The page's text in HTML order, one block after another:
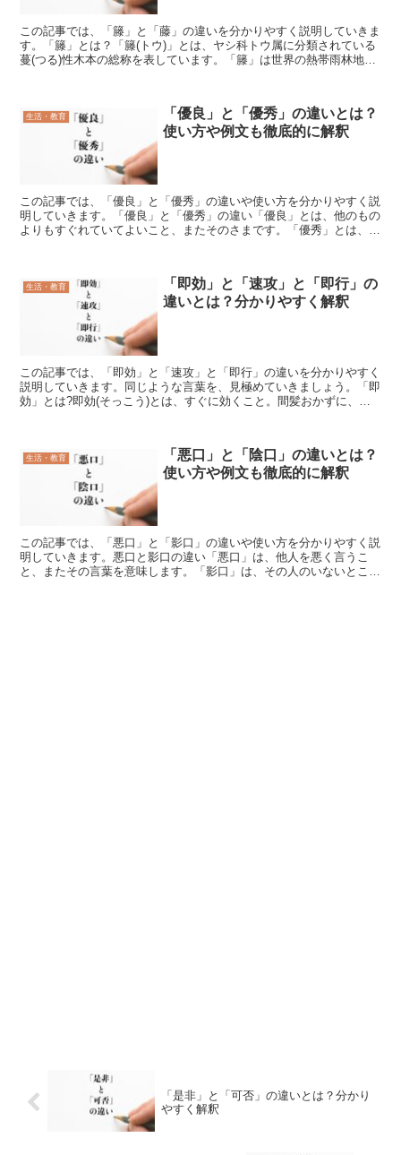
この記事では、「籐」と「藤」の違いを分かりやすく説明していきま
す。「籐」とは？「籐(トウ)」とは、ヤシ科トウ属に分類されている
蔓(つる)性木本の総称を表しています。「籐」は世界の熱帯雨林地域
生活・教育
「優良」と「優秀」の違いとは？
使い方や例文も徹底的に解釈
この記事では、「優良」と「優秀」の違いや使い方を分かりやすく説
明していきます。「優良」と「優秀」の違い「優良」とは、他のもの
よりもすぐれていてよいこと、またそのさまです。「優秀」とは、非
生活・教育
「即効」と「速攻」と「即行」の
違いとは？分かりやすく解釈
この記事では、「即効」と「速攻」と「即行」の違いを分かりやすく
説明していきます。同じような言葉を、見極めていきましょう。「即
効」とは?即効(そっこう)とは、すぐに効くこと。間髪おかずに、役
生活・教育
「悪口」と「陰口」の違いとは？
使い方や例文も徹底的に解釈
この記事では、「悪口」と「影口」の違いや使い方を分かりやすく説
明していきます。悪口と影口の違い「悪口」は、他人を悪く言うこ
と、またその言葉を意味します。「影口」は、その人のいないところ
「是非」と「可否」の違いとは？分かり
やすく解釈